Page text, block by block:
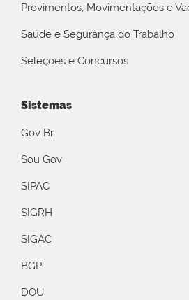
Provimentos, Movimentações e
Saúde e Segurança do Trabalho
Seleções e Concursos
Sistemas
Gov Br
Sou Gov
SIPAC
SIGRH
SIGAC
BGP
DOU